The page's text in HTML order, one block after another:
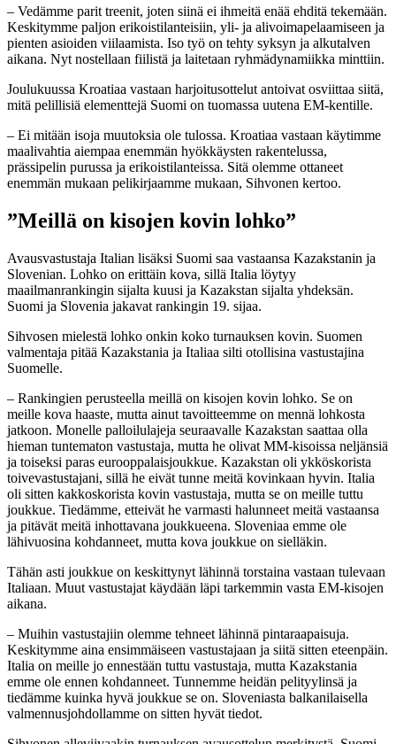
– Vedämme parit treenit, joten siinä ei ihmeitä enää ehditä tekemään.
Keskitymme paljon erikoistilanteisiin, yli- ja alivoimapelaamiseen ja
pienten asioiden viilaamista. Iso työ on tehty syksyn ja alkutalven
aikana. Nyt nostellaan fiilistä ja laitetaan ryhmädynamiikka minttiin.
Joulukuussa Kroatiaa vastaan harjoitusottelut antoivat osviittaa siitä,
mitä pelillisiä elementtejä Suomi on tuomassa uutena EM-kentille.
– Ei mitään isoja muutoksia ole tulossa. Kroatiaa vastaan käytimme
maalivahtia aiempaa enemmän hyökkäysten rakentelussa,
prässipelin purussa ja erikoistilanteissa. Sitä olemme ottaneet
enemmän mukaan pelikirjaamme mukaan, Sihvonen kertoo.
”Meillä on kisojen kovin lohko”
Avausvastustaja Italian lisäksi Suomi saa vastaansa Kazakstanin ja
Slovenian. Lohko on erittäin kova, sillä Italia löytyy
maailmanrankingin sijalta kuusi ja Kazakstan sijalta yhdeksän.
Suomi ja Slovenia jakavat rankingin 19. sijaa.
Sihvosen mielestä lohko onkin koko turnauksen kovin. Suomen
valmentaja pitää Kazakstania ja Italiaa silti otollisina vastustajina
Suomelle.
– Rankingien perusteella meillä on kisojen kovin lohko. Se on
meille kova haaste, mutta ainut tavoitteemme on mennä lohkosta
jatkoon. Monelle palloilulajeja seuraavalle Kazakstan saattaa olla
hieman tuntematon vastustaja, mutta he olivat MM-kisoissa neljänsiä
ja toiseksi paras eurooppalaisjoukkue. Kazakstan oli ykköskorista
toivevastustajani, sillä he eivät tunne meitä kovinkaan hyvin. Italia
oli sitten kakkoskorista kovin vastustaja, mutta se on meille tuttu
joukkue. Tiedämme, etteivät he varmasti halunneet meitä vastaansa
ja pitävät meitä inhottavana joukkueena. Sloveniaa emme ole
lähivuosina kohdanneet, mutta kova joukkue on sielläkin.
Tähän asti joukkue on keskittynyt lähinnä torstaina vastaan tulevaan
Italiaan. Muut vastustajat käydään läpi tarkemmin vasta EM-kisojen
aikana.
– Muihin vastustajiin olemme tehneet lähinnä pintaraapaisuja.
Keskitymme aina ensimmäiseen vastustajaan ja siitä sitten eteenpäin.
Italia on meille jo ennestään tuttu vastustaja, mutta Kazakstania
emme ole ennen kohdanneet. Tunnemme heidän pelityylinsä ja
tiedämme kuinka hyvä joukkue se on. Sloveniasta balkanilaisella
valmennusjohdollamme on sitten hyvät tiedot.